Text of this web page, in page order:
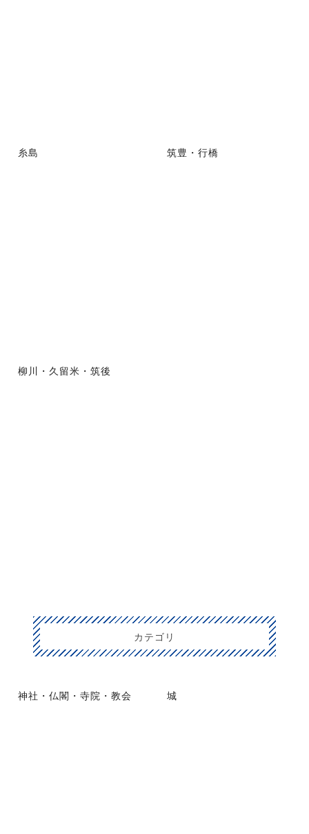
糸島 筑豊・行橋
柳川・久留米・筑後
カテゴリ
神社・仏閣・寺院・教会 城